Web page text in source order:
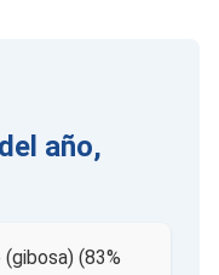
año,
(83%